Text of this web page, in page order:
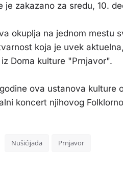
je zakazano za sredu, 10.
okuplja na jednom mestu
koja je uvek
Doma kulture "Prnjavor".
ova ustanova kulture
koncert njihovog
Nušićijada Prnjavor